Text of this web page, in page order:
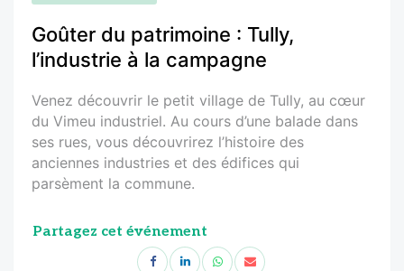
Goûter du patrimoine : Tully,
l’industrie à la campagne
Venez découvrir le petit village de Tully, au cœur
du Vimeu industriel. Au cours d’une balade dans
ses rues, vous découvrirez l’histoire des
anciennes industries et des édifices qui
parsèment la commune.
Partagez cet événement